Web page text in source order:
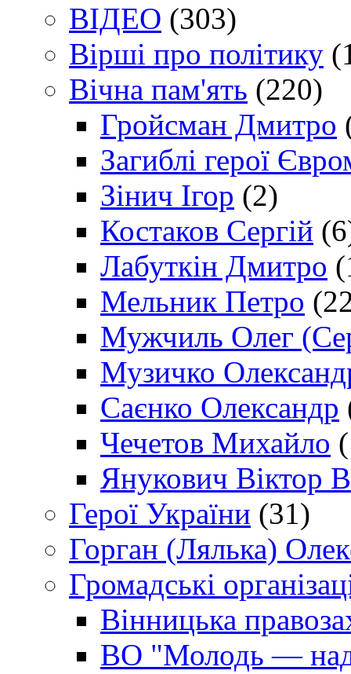
ВІДЕО (303)
Вірші про політику
Вічна пам'ять (220)
Гройсман Дмитро
Загиблі герої
Зінич Ігор (2)
Костаков Сергій
Лабуткін Дмитро
Мельник Петро
Мужчиль Олег
Музичко
Саєнко Олександр
Чечетов Михайло
Янукович Віктор
Герої України (31)
Горган (Лялька)
Громадські
Вінницька
ВО "Молодь —